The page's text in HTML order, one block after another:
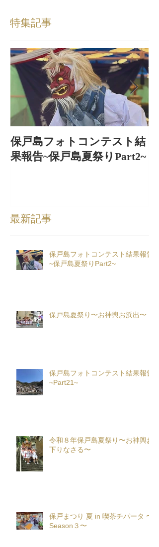
特集記事
保戸島フォトコンテスト結
果報告~保戸島夏祭りPart2~
最新記事
保戸島フォトコンテスト結果報告
~保戸島夏祭りPart2~
保戸島夏祭り〜お神輿お浜出〜
保戸島フォトコンテスト結果報告
~Part21~
令和８年保戸島夏祭り〜お神輿お
下りなさる〜
保戸まつり 夏 in 喫茶チパータ 〜
Season３〜